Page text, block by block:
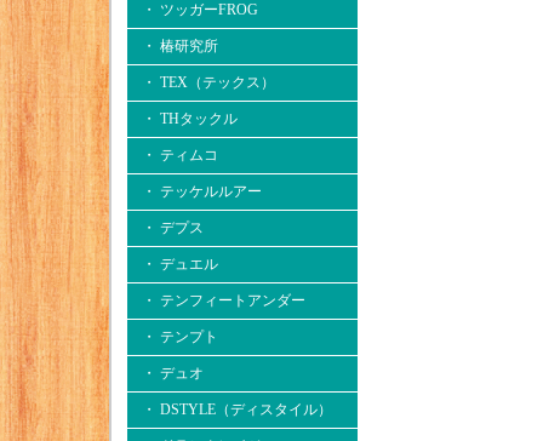
・ ツッガーFROG
・ 椿研究所
・ TEX（テックス）
・ THタックル
・ ティムコ
・ テッケルルアー
・ デプス
・ デュエル
・ テンフィートアンダー
・ テンプト
・ デュオ
・ DSTYLE（ディスタイル）